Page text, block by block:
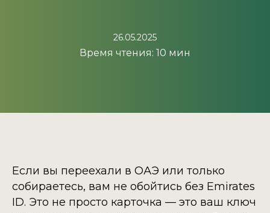
26.05.2025
Время чтения: 10 мин
Если вы переехали в ОАЭ или только
собираетесь, вам не обойтись без Emirates
ID. Это не просто карточка — это ваш ключ